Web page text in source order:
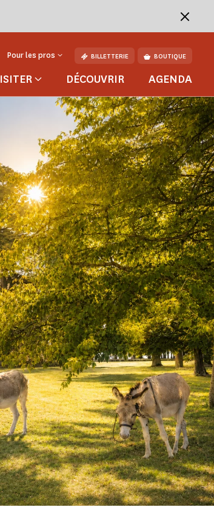
Pour les pros BILLETTERIE BOUTIQUE
DÉCOUVRIR AGENDA